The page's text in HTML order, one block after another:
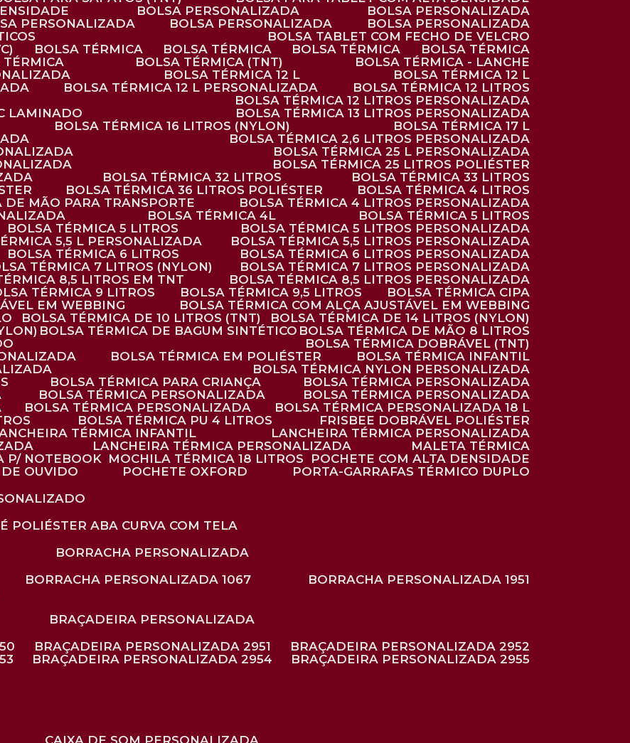
BOLSA PERSONALIZADA
BOLSA PERSONALIZADA
PERSONALIZADA BOLSA PERSONALIZADA
BOLSA PERSONALIZADA
BOLSA TABLET COM FECHO DE VELCRO
BOLSA TÉRMICA BOLSA TÉRMICA BOLSA TÉRMICA
BOLSA TÉRMICA
TÉRMICA BOLSA TÉRMICA (TNT)
BOLSA TÉRMICA - LANCHE
BOLSA TÉRMICA 12 L
BOLSA TÉRMICA 12 L
BOLSA TÉRMICA 12 L PERSONALIZADA
BOLSA TÉRMICA 12 LITROS
BOLSA TÉRMICA 12 LITROS PERSONALIZADA
LAMINADO
BOLSA TÉRMICA 13 LITROS PERSONALIZADA
BOLSA TÉRMICA 16 LITROS (NYLON)
BOLSA TÉRMICA 17 L
BOLSA TÉRMICA 2,6 LITROS PERSONALIZADA
BOLSA TÉRMICA 25 L PERSONALIZADA
BOLSA TÉRMICA 25 LITROS POLIÉSTER
BOLSA TÉRMICA 32 LITROS
BOLSA TÉRMICA 33 LITROS
BOLSA TÉRMICA 36 LITROS POLIÉSTER
BOLSA TÉRMICA 4 LITROS
DE MÃO PARA TRANSPORTE
BOLSA TÉRMICA 4 LITROS PERSONALIZADA
BOLSA TÉRMICA 4L
BOLSA TÉRMICA 5 LITROS
BOLSA TÉRMICA 5 LITROS
BOLSA TÉRMICA 5 LITROS PERSONALIZADA
5,5 L PERSONALIZADA
BOLSA TÉRMICA 5,5 LITROS PERSONALIZADA
BOLSA TÉRMICA 6 LITROS
BOLSA TÉRMICA 6 LITROS PERSONALIZADA
TÉRMICA 7 LITROS (NYLON)
BOLSA TÉRMICA 7 LITROS PERSONALIZADA
8,5 LITROS EM TNT
BOLSA TÉRMICA 8,5 LITROS PERSONALIZADA
TÉRMICA 9 LITROS BOLSA TÉRMICA 9,5 LITROS
BOLSA TÉRMICA CIPA
EM WEBBING
BOLSA TÉRMICA COM ALÇA AJUSTÁVEL EM WEBBING
BOLSA TÉRMICA DE 10 LITROS (TNT)
BOLSA TÉRMICA DE 14 LITROS (NYLON)
BOLSA TÉRMICA DE BAGUM SINTÉTICO
BOLSA TÉRMICA DE MÃO 8 LITROS
BOLSA TÉRMICA DOBRÁVEL (TNT)
BOLSA TÉRMICA EM POLIÉSTER
BOLSA TÉRMICA INFANTIL
BOLSA TÉRMICA NYLON PERSONALIZADA
BOLSA TÉRMICA PARA CRIANÇA
BOLSA TÉRMICA PERSONALIZADA
BOLSA TÉRMICA PERSONALIZADA
BOLSA TÉRMICA PERSONALIZADA
BOLSA TÉRMICA PERSONALIZADA
BOLSA TÉRMICA PERSONALIZADA 18 L
BOLSA TÉRMICA PU 4 LITROS
FRISBEE DOBRÁVEL POLIÉSTER
TÉRMICA INFANTIL
LANCHEIRA TÉRMICA PERSONALIZADA
LANCHEIRA TÉRMICA PERSONALIZADA
MALETA TÉRMICA
P/ NOTEBOOK MOCHILA TÉRMICA 18 LITROS
POCHETE COM ALTA DENSIDADE
DE OUVIDO
POCHETE OXFORD
PORTA-GARRAFAS TÉRMICO DUPLO
POLIÉSTER ABA CURVA COM TELA
BORRACHA PERSONALIZADA
BORRACHA PERSONALIZADA 1067
BORRACHA PERSONALIZADA 1951
BRAÇADEIRA PERSONALIZADA
BRAÇADEIRA PERSONALIZADA 2951
BRAÇADEIRA PERSONALIZADA 2952
BRAÇADEIRA PERSONALIZADA 2954
BRAÇADEIRA PERSONALIZADA 2955
CAIXA DE SOM PERSONALIZADA